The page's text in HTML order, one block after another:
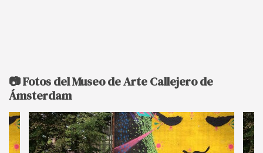
📷 Fotos del Museo de Arte Callejero de
Ámsterdam